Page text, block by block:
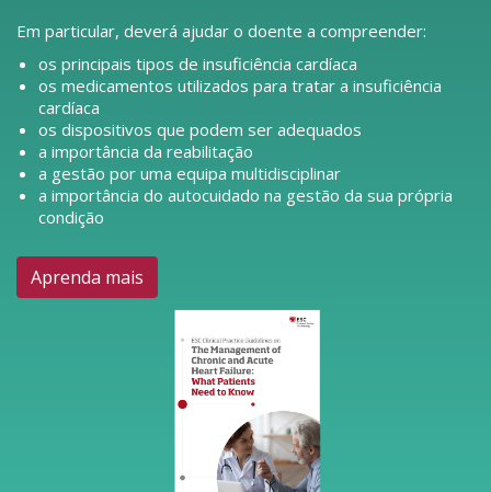
Em particular, deverá ajudar o doente a compreender:
os principais tipos de insuficiência cardíaca
os medicamentos utilizados para tratar a insuficiência
cardíaca
os dispositivos que podem ser adequados
a importância da reabilitação
a gestão por uma equipa multidisciplinar
a importância do autocuidado na gestão da sua própria
condição
Aprenda mais